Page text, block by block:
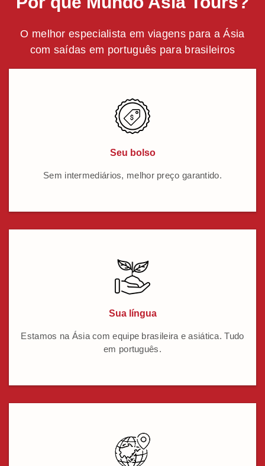
O melhor especialista em viagens para a Ásia
com saídas em português para brasileiros
Seu bolso
Sem intermediários, melhor preço garantido.
Sua língua
Estamos na Ásia com equipe brasileira e asiática. Tudo
em português.